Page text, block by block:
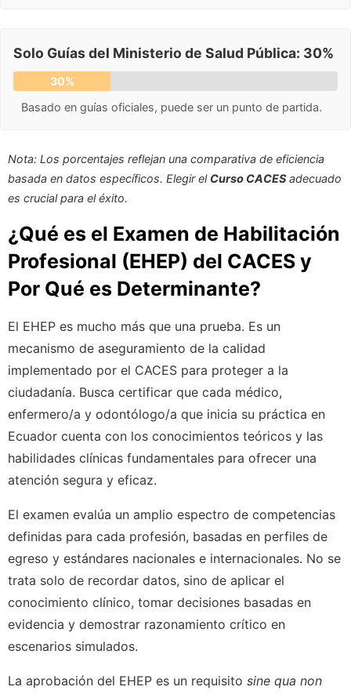
Solo Guías del Ministerio de Salud Pública: 30%
30%
Basado en guías oficiales, puede ser un punto de partida.
Nota: Los porcentajes reflejan una comparativa de eficiencia
basada en datos específicos. Elegir el Curso CACESadecuado
es crucial para el éxito.
¿Qué es el Examen de Habilitación
Profesional (EHEP) del CACES y
Por Qué es Determinante?
El EHEP es mucho más que una prueba. Es un
mecanismo de aseguramiento de la calidad
implementado por el CACES para proteger a la
ciudadanía. Busca certificar que cada médico,
enfermero/a y odontólogo/a que inicia su práctica en
Ecuador cuenta con los conocimientos teóricos y las
habilidades clínicas fundamentales para ofrecer una
atención segura y eficaz.
El examen evalúa un amplio espectro de competencias
definidas para cada profesión, basadas en perfiles de
egreso y estándares nacionales e internacionales. No se
trata solo de recordar datos, sino de aplicar el
conocimiento clínico, tomar decisiones basadas en
evidencia y demostrar razonamiento crítico en
escenarios simulados.
La aprobación del EHEP es un requisito sine qua non